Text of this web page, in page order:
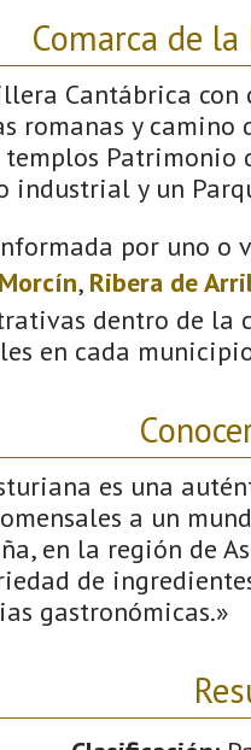
Comarca de
Cantábrica
romanas y
templos
y un
por uno o
Morcín, Ribera de
dentro de la
en cada
es una
a un
en la región de
de
gastronómicas.»